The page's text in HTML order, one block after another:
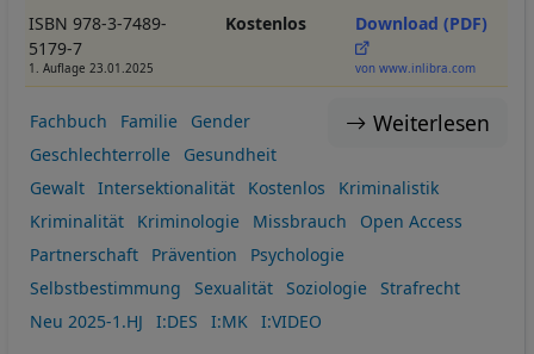
ISBN 978-3-7489-
5179-7
1. Auflage 23.01.2025
Kostenlos Download (PDF)
von www.inlibra.com
Weiterlesen
Fachbuch Familie
Gender
Geschlechterrolle
Gesundheit
Gewalt
Intersektionalität Kostenlos
Kriminalistik
Kriminalität
Kriminologie Missbrauch
Open Access
Partnerschaft
Prävention
Psychologie
Selbstbestimmung
Sexualität Soziologie
Strafrecht
Neu 2025-1.HJ
I:DES I:MK I:VIDEO